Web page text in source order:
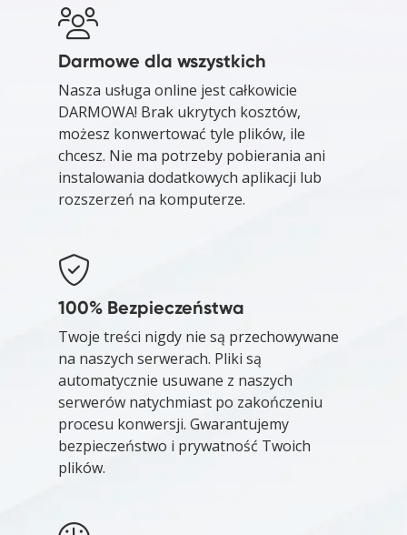
Darmowe dla wszystkich
Nasza usługa online jest całkowicie
DARMOWA! Brak ukrytych kosztów,
możesz konwertować tyle plików, ile
chcesz. Nie ma potrzeby pobierania ani
instalowania dodatkowych aplikacji lub
rozszerzeń na komputerze.
100% Bezpieczeństwa
Twoje treści nigdy nie są przechowywane
na naszych serwerach. Pliki są
automatycznie usuwane z naszych
serwerów natychmiast po zakończeniu
procesu konwersji. Gwarantujemy
bezpieczeństwo i prywatność Twoich
plików.